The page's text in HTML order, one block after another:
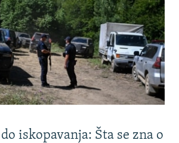
iskopavanja: Šta se zna o